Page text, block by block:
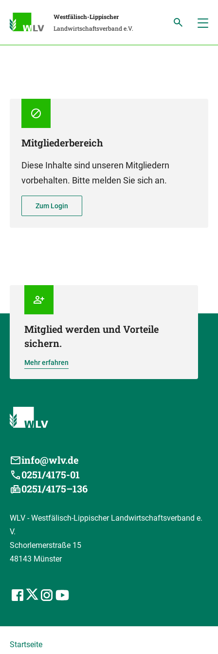
Westfälisch-Lippischer
Landwirtschaftsverband e.V.
Mitgliederbereich
Diese Inhalte sind unseren Mitgliedern
vorbehalten. Bitte melden Sie sich an.
Zum Login
Mitglied werden und Vorteile
sichern.
Mehr erfahren
info@wlv.de
0251/4175-01
0251/4175–136
WLV - Westfälisch-Lippischer Landwirtschaftsverband e.
V.
Schorlemerstraße 15
48143 Münster
Startseite